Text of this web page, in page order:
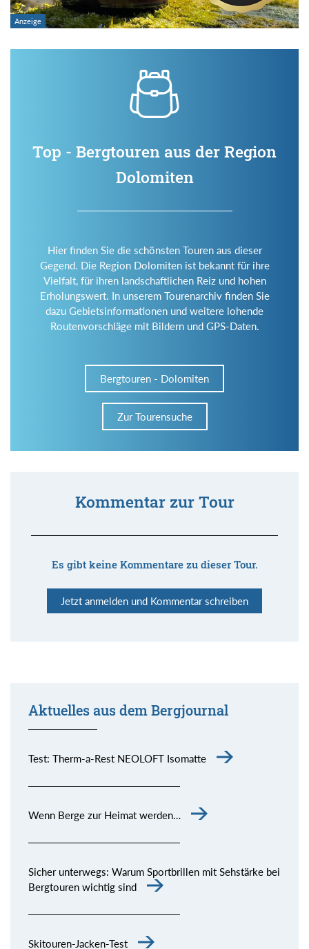
Top - Bergtouren aus der Region
Dolomiten
Hier finden Sie die schönsten Touren aus dieser
Gegend. Die Region Dolomiten ist bekannt für ihre
Vielfalt, für ihren landschaftlichen Reiz und hohen
Erholungswert. In unserem Tourenarchiv finden Sie
dazu Gebietsinformationen und weitere lohende
Routenvorschläge mit Bildern und GPS-Daten.
Bergtouren - Dolomiten
Zur Tourensuche
Kommentar zur Tour
Es gibt keine Kommentare zu dieser Tour.
Jetzt anmelden und Kommentar schreiben
Aktuelles aus dem Bergjournal
Test: Therm-a-Rest NEOLOFT Isomatte
Wenn Berge zur Heimat werden…
Sicher unterwegs: Warum Sportbrillen mit Sehstärke bei
Bergtouren wichtig sind
Skitouren-Jacken-Test